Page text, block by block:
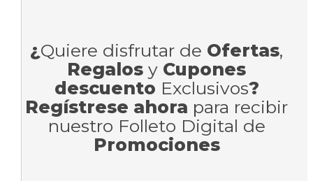
¿Quiere disfrutar de Ofertas,
Regalos y Cupones
descuento Exclusivos?
Regístrese ahora para recibir
nuestro Folleto Digital de
Promociones